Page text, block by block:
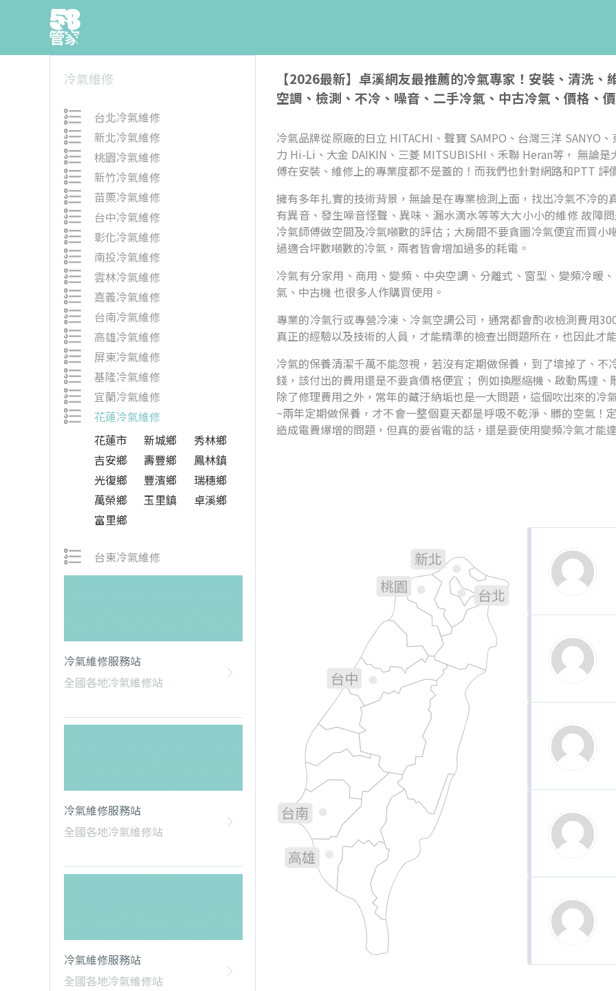
冷氣維修
台北冷氣維修
新北冷氣維修
桃園冷氣維修
新竹冷氣維修
苗栗冷氣維修
台中冷氣維修
彰化冷氣維修
南投冷氣維修
雲林冷氣維修
嘉義冷氣維修
台南冷氣維修
高雄冷氣維修
屏東冷氣維修
基隆冷氣維修
宜蘭冷氣維修
花蓮冷氣維修
花蓮市
新城鄉
秀林鄉
吉安鄉
壽豐鄉
鳳林鎮
光復鄉
豐濱鄉
瑞穗鄉
萬榮鄉
玉里鎮
卓溪鄉
富里鄉
台東冷氣維修
冷氣維修服務站
全國各地冷氣維修站
冷氣維修服務站
全國各地冷氣維修站
冷氣維修服務站
全國各地冷氣維修站
【2026最新】卓溪網友最推薦的冷氣專家！安裝、清洗
空調、檢測、不冷、噪音、二手冷氣、中古冷氣、價格、
冷氣品牌從原廠的日立 HITACHI、聲寶 SAMPO、台灣三洋 SANYO
力 Hi-Li、大金 DAIKIN、三菱 MITSUBISHI、禾聯 Heran等， 無論
傅在安裝、維修上的專業度都不是蓋的！而我們也針對網路和PTT 評
擁有多年扎實的技術背景，無論是在專業檢測上面，找出冷氣不冷
有異音、發生噪音怪聲、異味、漏水滴水等等大大小小的維修 故障
冷氣師傅做空間及冷氣噸數的評估；大房間不要貪圖冷氣便宜而買
過適合坪數噸數的冷氣，兩者皆會增加過多的耗電。
冷氣有分家用、商用、變頻、中央空調、分離式、窗型、變頻冷暖
氣、中古機 也很多人作購買使用。
專業的冷氣行或專營冷凍、冷氣空調公司，通常都會酌收檢測費用
真正的經驗以及技術的人員，才能精準的檢查出問題所在，也因此才
冷氣的保養清潔千萬不能忽視，若沒有定期做保養，到了壞掉了、
錢，該付出的費用還是不要貪價格便宜； 例如換壓縮機、啟動馬達
除了修理費用之外，常年的藏汙納垢也是一大問題，這個吹出來的
~兩年定期做保養，才不會一整個夏天都是呼吸不乾淨、髒的空氣
造成電費爆增的問題，但真的要省電的話，還是要使用變頻冷氣才能
台北
新北
桃園
台中
台南
高雄
苗栗
彰化
雲林
嘉義
屏東
花蓮
宜蘭
台東